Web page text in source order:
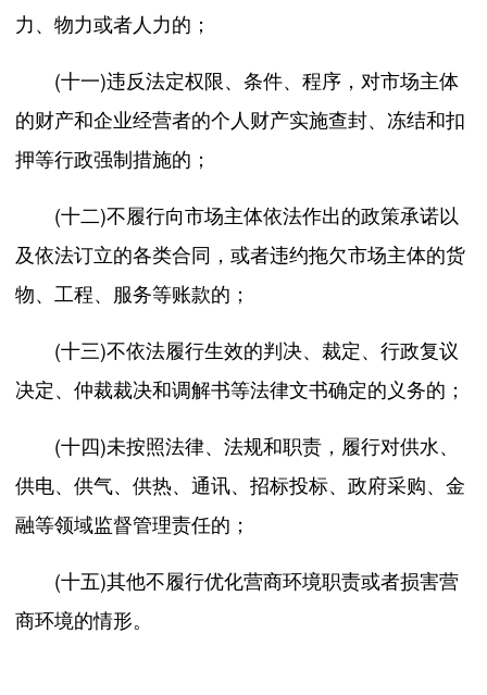
力、物力或者人力的；
(十一)违反法定权限、条件、程序，对市场主体
的财产和企业经营者的个人财产实施查封、冻结和扣
押等行政强制措施的；
(十二)不履行向市场主体依法作出的政策承诺以
及依法订立的各类合同，或者违约拖欠市场主体的货
物、工程、服务等账款的；
(十三)不依法履行生效的判决、裁定、行政复议
决定、仲裁裁决和调解书等法律文书确定的义务的；
(十四)未按照法律、法规和职责，履行对供水、
供电、供气、供热、通讯、招标投标、政府采购、金
融等领域监督管理责任的；
(十五)其他不履行优化营商环境职责或者损害营
商环境的情形。